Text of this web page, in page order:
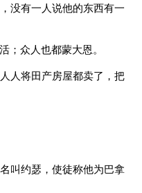
没有一人说他的东西有一
；众人也都蒙大恩。
人将田产房屋都卖了，把
叫约瑟，使徒称他为巴拿